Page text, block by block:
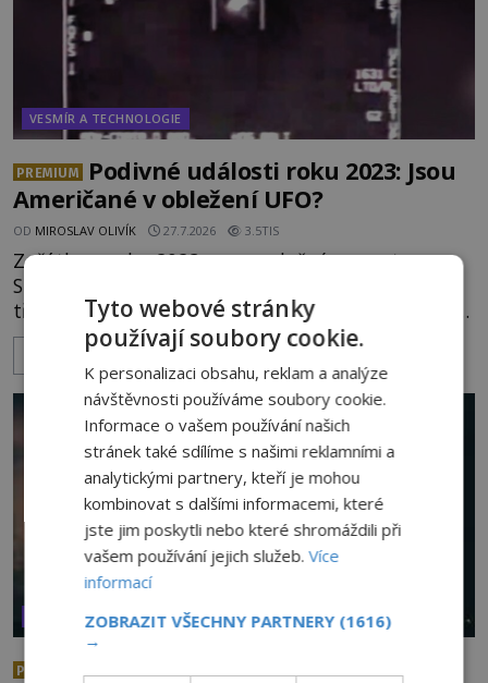
VESMÍR A TECHNOLOGIE
PREMIUM
Podivné události roku 2023: Jsou
Američané v obležení UFO?
OD MIROSLAV OLIVÍK 27.7.2026 3.5TIS
Začátkem roku 2023 se ve vzdušném prostoru
Spojených států amerických pohybovaly nejméně
tři neznámé objekty, které byly později sestřeleny.
Do dnešních dnů nebyly trosky těchto létajících
těles objeveny. Je možné, že šlo o nějaké nové
armádní výzkumné technologie? Nebo snad byly
mimozemského původu? Dne 4. února roku 2023
ZOBRAZIT VÍCE
VESMÍR A TECHNOLOGIE
PREMIUM
Nad australským městem
Tyto webové stránky
používají soubory cookie.
K personalizaci obsahu, reklam a analýze
návštěvnosti používáme soubory cookie.
Informace o vašem používání našich
stránek také sdílíme s našimi reklamními a
analytickými partnery, kteří je mohou
kombinovat s dalšími informacemi, které
jste jim poskytli nebo které shromáždili při
vašem používání jejich služeb.Více
informací
ZOBRAZIT VŠECHNY PARTNERY (1616)
→